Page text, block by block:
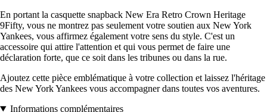
En portant la casquette snapback New Era Retro Crown Heritage
9Fifty, vous ne montrez pas seulement votre soutien aux New York
Yankees, vous affirmez également votre sens du style. C'est un
accessoire qui attire l'attention et qui vous permet de faire une
déclaration forte, que ce soit dans les tribunes ou dans la rue.
Ajoutez cette pièce emblématique à votre collection et laissez l'héritage
des New York Yankees vous accompagner dans toutes vos aventures.
Informations complémentaires